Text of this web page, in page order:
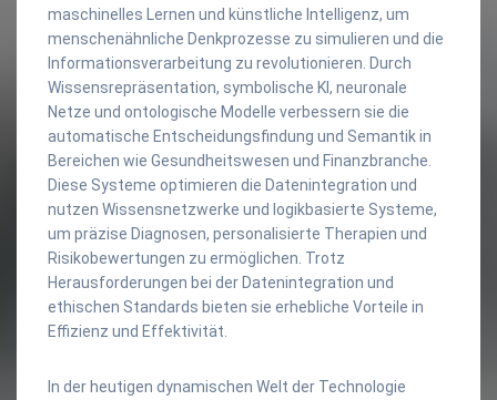
maschinelles Lernen und künstliche Intelligenz, um
menschenähnliche Denkprozesse zu simulieren und die
Informationsverarbeitung zu revolutionieren. Durch
Wissensrepräsentation, symbolische KI, neuronale
Netze und ontologische Modelle verbessern sie die
automatische Entscheidungsfindung und Semantik in
Bereichen wie Gesundheitswesen und Finanzbranche.
Diese Systeme optimieren die Datenintegration und
nutzen Wissensnetzwerke und logikbasierte Systeme,
um präzise Diagnosen, personalisierte Therapien und
Risikobewertungen zu ermöglichen. Trotz
Herausforderungen bei der Datenintegration und
ethischen Standards bieten sie erhebliche Vorteile in
Effizienz und Effektivität.
In der heutigen dynamischen Welt der Technologie